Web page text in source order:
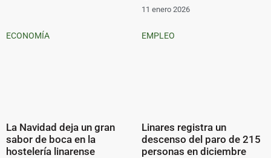
11 enero 2026
ECONOMÍA
La Navidad deja un gran
sabor de boca en la
hostelería linarense
EMPLEO
Linares registra un
descenso del paro de 215
personas en diciembre